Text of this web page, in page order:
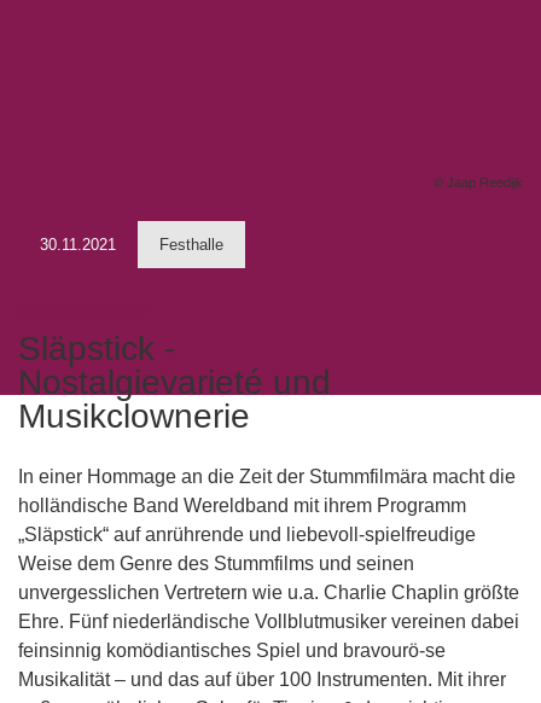
© Jaap Reedijk
30.11.2021 Festhalle
Släpstick -
Nostalgievarieté und
Musikclownerie
In einer Hommage an die Zeit der Stummfilmära macht die
holländische Band Wereldband mit ihrem Programm
„Släpstick“ auf anrührende und liebevoll-spielfreudige
Weise dem Genre des Stummfilms und seinen
unvergesslichen Vertretern wie u.a. Charlie Chaplin größte
Ehre. Fünf niederländische Vollblutmusiker vereinen dabei
feinsinnig komödiantisches Spiel und bravourö-se
Musikalität – und das auf über 100 Instrumenten. Mit ihrer